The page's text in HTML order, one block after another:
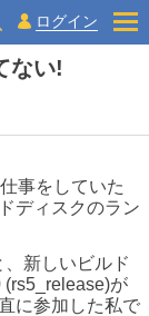
ログイン
ない!
事をしていた
ディスクのラン
新しいビルド
が
に参加した私で